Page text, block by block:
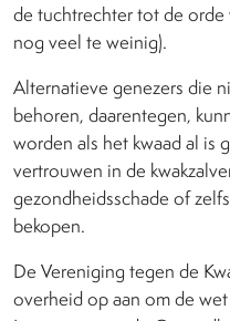
de tuchtrechter tot de
nog veel te weinig).
Alternatieve genezers die
behoren, daarentegen,
worden als het kwaad al is
vertrouwen in de
gezondheidsschade of
bekopen.
De Vereniging tegen de
overheid op aan om de